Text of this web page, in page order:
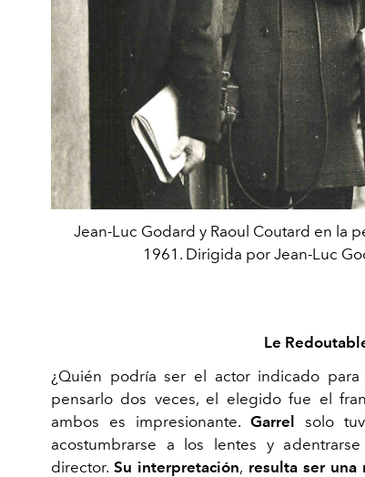
Jean-Luc Godard y Raoul Coutard en la
1961. Dirigida por Jean-Luc
Le
¿Quién podría ser el actor indicado para
pensarlo dos veces, el elegido fue el
ambos es impresionante. Garrel solo
acostumbrarse a los lentes y
director.Su interpretación, resulta ser una